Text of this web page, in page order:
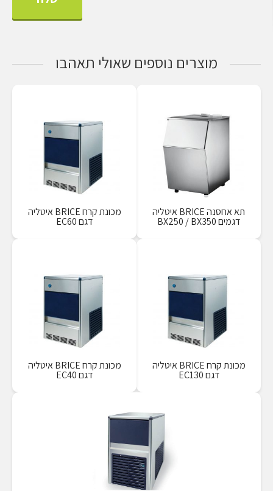
מוצרים נוספים שאולי תאהבו
תא אחסנה BRICE איטליה
דגמים BX250 / BX350
מכונת קרח BRICE איטליה
דגם EC60
מכונת קרח BRICE איטליה
דגם EC130
מכונת קרח BRICE איטליה
דגם EC40